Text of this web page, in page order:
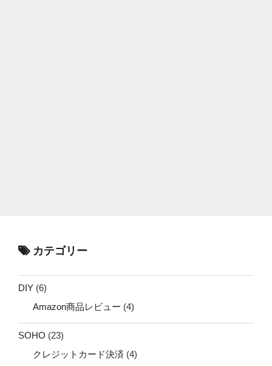
カテゴリー
DIY (6)
Amazon商品レビュー (4)
SOHO (23)
クレジットカード決済 (4)